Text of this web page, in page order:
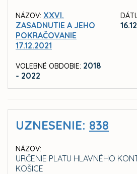
NÁZOV: XXVI.
ZASADNUTIE A JEHO
POKRAČOVANIE
17.12.2021
VOLEBNÉ OBDOBIE: 2018
- 2022
UZNESENIE: 838
NÁZOV:
URČENIE PLATU HLAVNÉHO
KOŠICE